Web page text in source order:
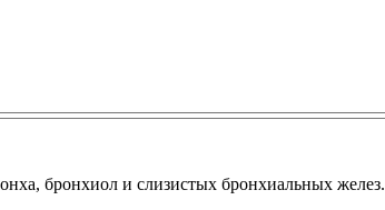
бронхиол и слизистых бронхиальных желез.